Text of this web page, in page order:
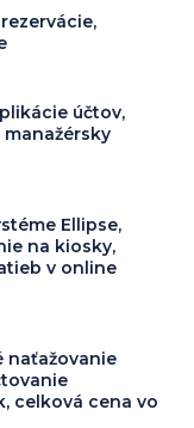
účtov,
manažérsky
Ellipse,
na kiosky,
v online
naťažovanie
celková cena vo